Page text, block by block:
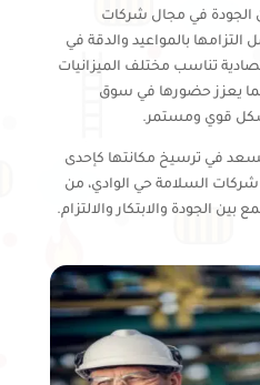
الجودة في مجال شركات
بالمواعيد والدقة في
تناسب مختلف الميزانيات
مما يعزز حضورها في سوق
قوي ومستمر.
في ترسيخ مكانتها كإحدى
السلامة حي الوادي، من
الجودة والابتكار والالتزام.